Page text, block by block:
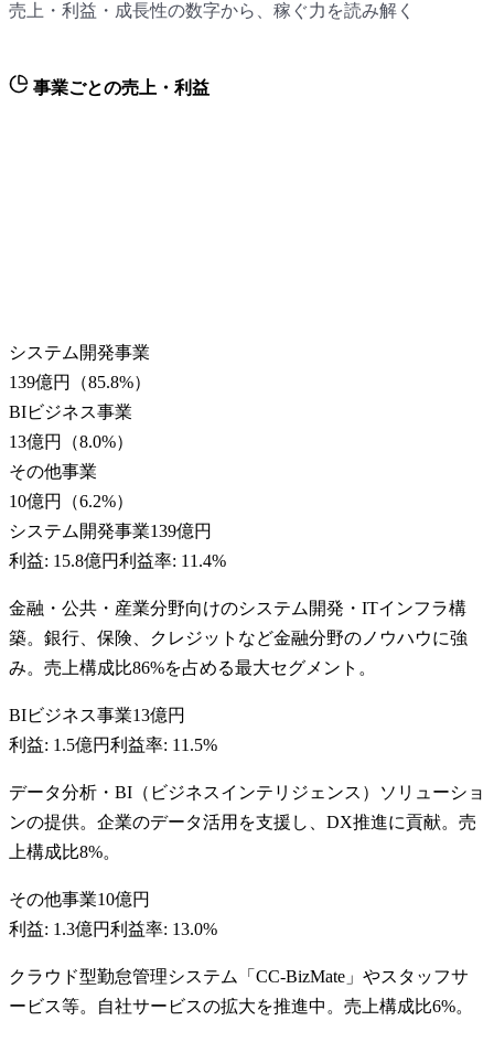
売上・利益・成長性の数字から、稼ぐ力を読み解く
事業ごとの売上・利益
システム開発事業
139億円
（85.8%）
BIビジネス事業
13億円
（8.0%）
その他事業
10億円
（6.2%）
システム開発事業139億円
利益: 15.8億円利益率: 11.4%
金融・公共・産業分野向けのシステム開発・ITインフラ構
築。銀行、保険、クレジットなど金融分野のノウハウに強
み。売上構成比86%を占める最大セグメント。
BIビジネス事業13億円
利益: 1.5億円利益率: 11.5%
データ分析・BI（ビジネスインテリジェンス）ソリューショ
ンの提供。企業のデータ活用を支援し、DX推進に貢献。売
上構成比8%。
その他事業10億円
利益: 1.3億円利益率: 13.0%
クラウド型勤怠管理システム「CC-BizMate」やスタッフサ
ービス等。自社サービスの拡大を推進中。売上構成比6%。